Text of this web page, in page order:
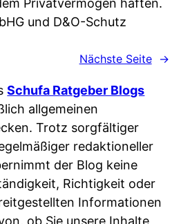
und D&O-Schutz
Nächste Seite →
Schufa Ratgeber Blogs
allgemeinen
Trotz sorgfältiger
redaktioneller
der Blog keine
Richtigkeit oder
Informationen
ob Sie unsere Inhalte